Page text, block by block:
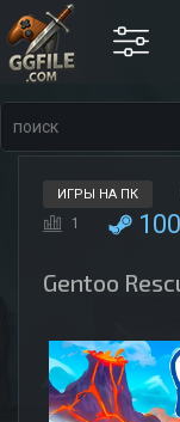
ИГРЫ НА ПК
1
Gentoo